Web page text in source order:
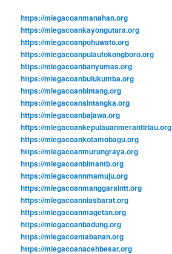
https://miegacoanmanahan.org
https://miegacoankayongutara.org
https://miegacoanpohuwato.org
https://miegacoanpulautokongboro.org
https://miegacoanbanyumas.org
https://miegacoanbulukumba.org
https://miegacoanbintang.org
https://miegacoansintangka.org
https://miegacoanbajawa.org
https://miegacoankepulauanmerantiriau.org
https://miegacoankotamobagu.org
https://miegacoanmurungraya.org
https://miegacoanbimantb.org
https://miegacoannmamuju.org
https://miegacoanmanggaraintt.org
https://miegacoanniasbarat.org
https://miegacoanmagetan.org
https://miegacoanbadung.org
https://miegacoantabanan.org
https://miegacoanacehbesar.org